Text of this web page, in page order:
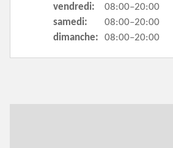
vendredi:
08:00–20:00
samedi:
08:00–20:00
dimanche:
08:00–20:00